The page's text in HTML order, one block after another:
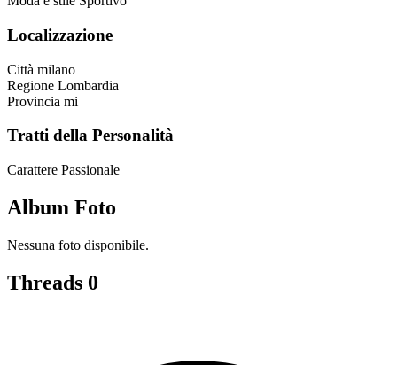
Localizzazione
Città milano
Regione Lombardia
Provincia mi
Tratti della Personalità
Carattere Passionale
Album Foto
Nessuna foto disponibile.
Threads 0